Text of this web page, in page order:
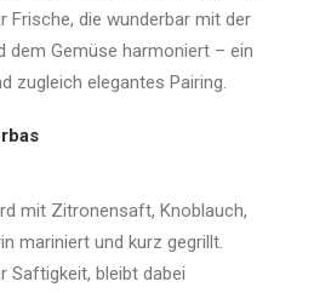
Frische, die wunderbar mit der
dem Gemüse harmoniert – ein
zugleich elegantes Pairing.
mit Zitronensaft, Knoblauch,
mariniert und kurz gegrillt.
Saftigkeit, bleibt dabei